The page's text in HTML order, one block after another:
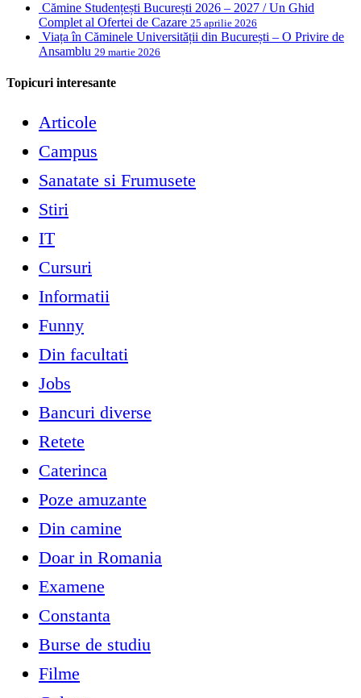
Cămine Studențești București 2026 – 2027 / Un Ghid
Complet al Ofertei de Cazare 25 aprilie 2026
Viața în Căminele Universității din București – O Privire de
Ansamblu 29 martie 2026
Topicuri interesante
Articole
Campus
Sanatate si Frumusete
Stiri
IT
Cursuri
Informatii
Funny
Din facultati
Jobs
Bancuri diverse
Retete
Caterinca
Poze amuzante
Din camine
Doar in Romania
Examene
Constanta
Burse de studiu
Filme